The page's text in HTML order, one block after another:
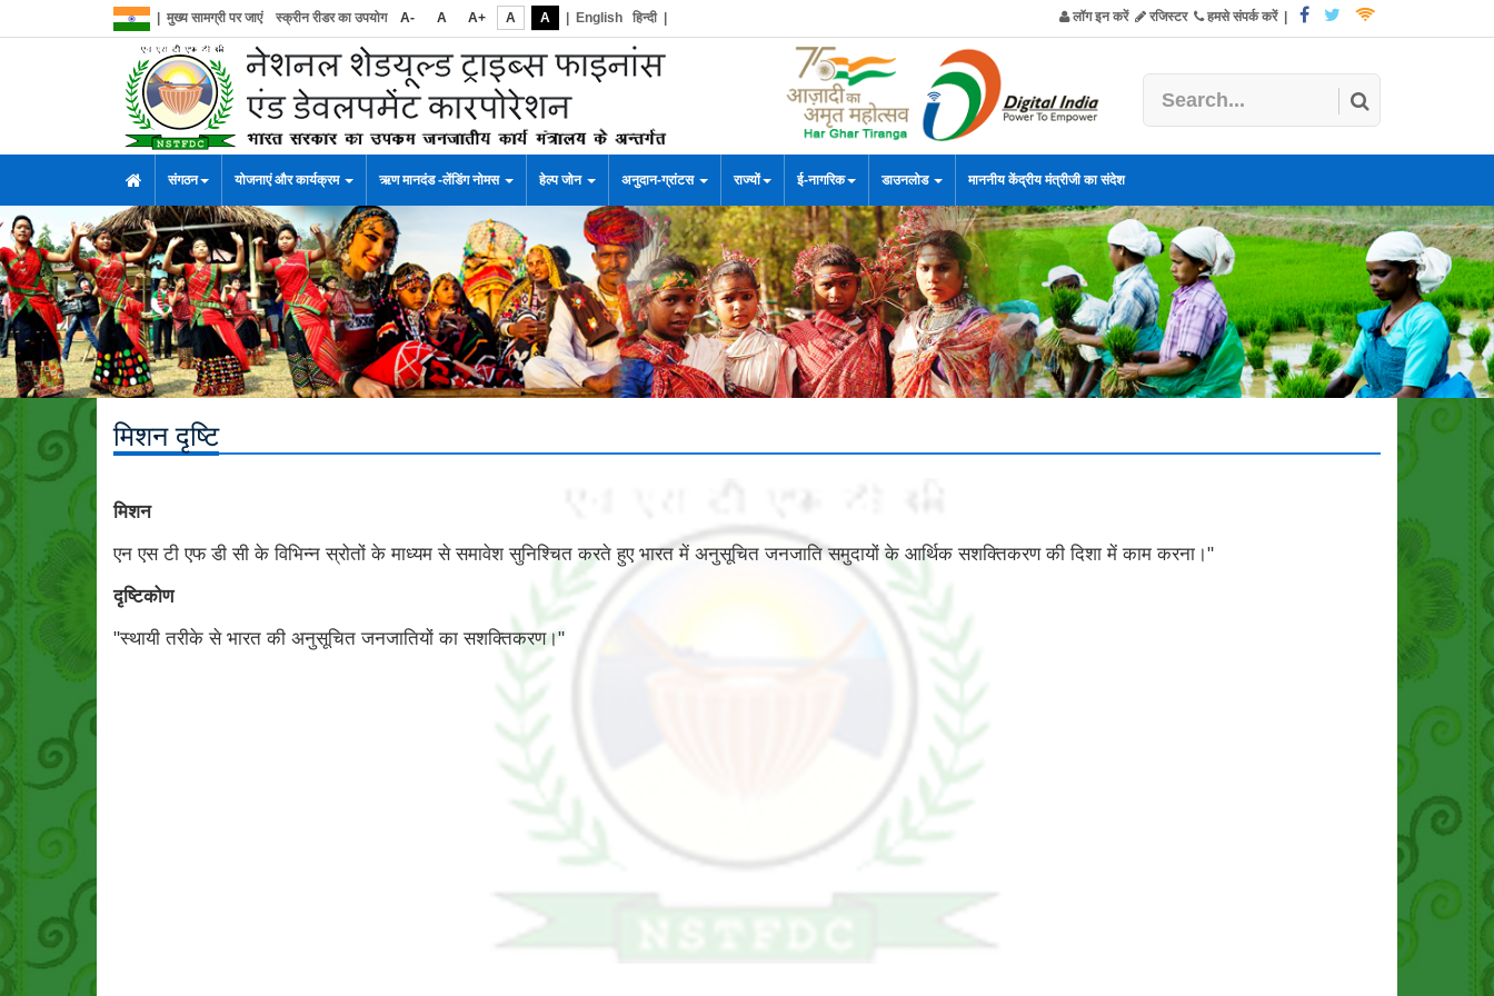
मुख्य सामग्री पर जाएं स्क्रीन रीडर का उपयोग A- A A+ A A English हिन्दी| लॉग इन करें रजिस्टर हमसे संपर्क करें|
संगठन योजनाएं और कार्यक्रम ऋण मानदंड -लेंडिंग नोमस हेल्प जोन अनुदान-ग्रांटस राज्यों ई-नागरिक डाउनलोड माननीय केंद्रीय मंत्रीजी का संदेश
मिशन दृष्टि
मिशन
एन एस टी एफ डी सी के विभिन्न स्रोतों के माध्यम से समावेश सुनिश्चित करते हुए भारत में अनुसूचित जनजाति समुदायों के आर्थिक सशक्तिकरण की दिशा में काम करना।"
दृष्टिकोण
"स्थायी तरीके से भारत की अनुसूचित जनजातियों का सशक्तिकरण।"